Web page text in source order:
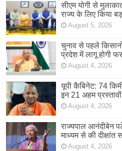
सीएम योगी से
राज्य के लिए किया
August 5, 2026
चुनाव से पहले
प्रदेश में लागू होगी
August 4, 2026
यूपी कैबिनेट: 74
इन 21 अहम
August 4, 2026
राज्यपाल आनंदीबेन
माध्यम से की दीक्षांत
August 4, 2026